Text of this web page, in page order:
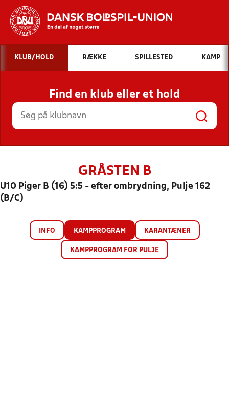
Hvad vil du søge efter?
INDHOLD OG NYHEDER
STILLINGER, RESULTATER, KLUBBER OG
HOLD
KLUB/HOLD RÆKKE SPILLESTED KAMP
Find en klub eller et hold
GRÅSTEN B
U10 Piger B (16) 5:5 - efter ombrydning, Pulje 162
(B/C)
INFO KAMPPROGRAM KARANTÆNER
KAMPPROGRAM FOR PULJE